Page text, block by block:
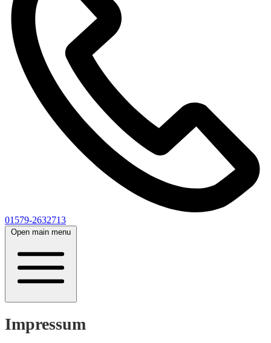
01579-2632713
Open main menu
Impressum